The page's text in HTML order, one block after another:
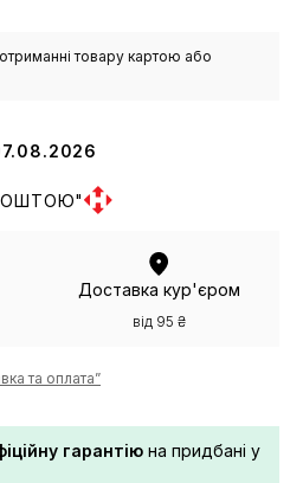
товару картою або
Доставка кур'єром
від 95 ₴
та оплата”
гарантію на придбані у